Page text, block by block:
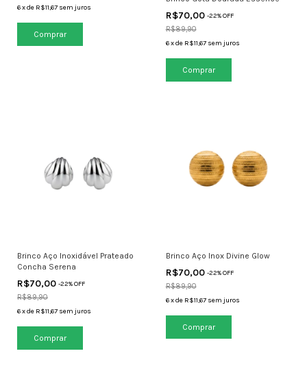
6xde R$11,67 sem juros
R$70,00 -22% OFF
R$89,90
6 xde R$11,67 sem juros
Brinco Aço Inoxidável Prateado
Concha Serena
R$70,00 -22% OFF
R$89,90
6xde R$11,67 sem juros
Brinco Aço Inox Divine Glow
R$70,00 -22% OFF
R$89,90
6 xde R$11,67 sem juros